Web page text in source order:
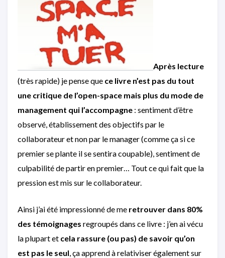
Après lecture
(très rapide) je pense que ce livre n’est pas du tout
une critique de l’open-space mais plus du mode de
management qui l’accompagne : sentiment d’être
observé, établissement des objectifs par le
collaborateur et non par le manager (comme ça si ce
premier se plante il se sentira coupable), sentiment de
culpabilité de partir en premier… Tout ce qui fait que la
pression est mis sur le collaborateur.
Ainsi j’ai été impressionné de me retrouver dans 80%
des témoignages regroupés dans ce livre : j’en ai vécu
la plupart et cela rassure (ou pas) de savoir qu’on
est pas le seul , ça apprend à relativiser également sur